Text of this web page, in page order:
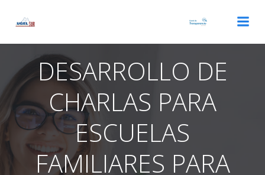
DESARROLLO DE
CHARLAS PARA
ESCUELAS
FAMILIARES PARA